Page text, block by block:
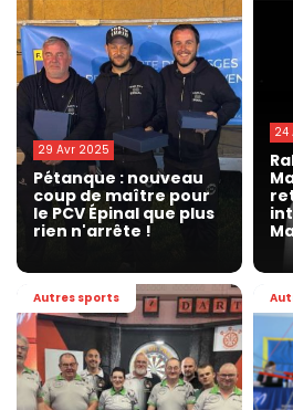
29 Avr 2025
Pétanque : nouveau
coup de maître pour
le PCV Épinal que plus
rien n'arrête !
24
Autres sports